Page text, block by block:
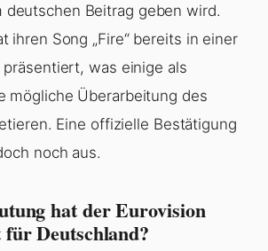
deutschen Beitrag geben wird.
ihren Song „Fire“ bereits in einer
was einige als
mögliche Überarbeitung des
Eine offizielle Bestätigung
noch aus.
hat der Eurovision
für Deutschland?